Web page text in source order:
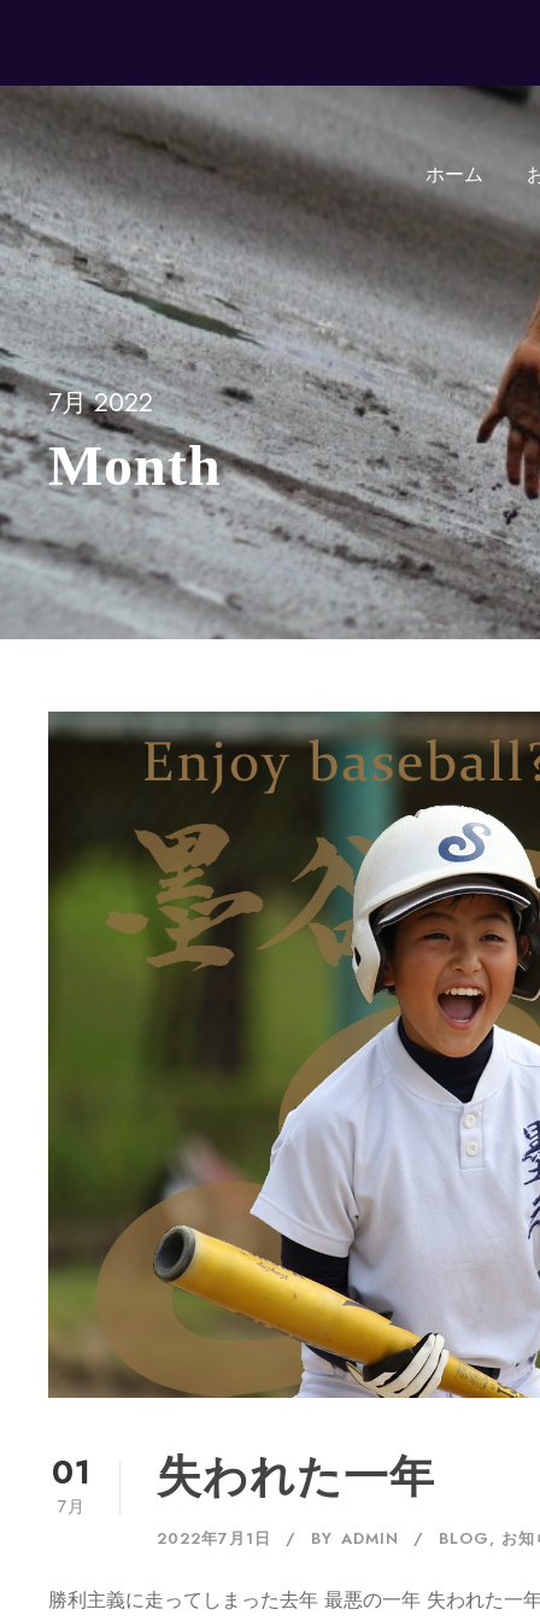
ホーム
7月 2022
Month
01
7月
失われた一年
2022年7月1日 BY ADMIN BLOG, お知
勝利主義に走ってしまった去年 最悪の一年 失われた一